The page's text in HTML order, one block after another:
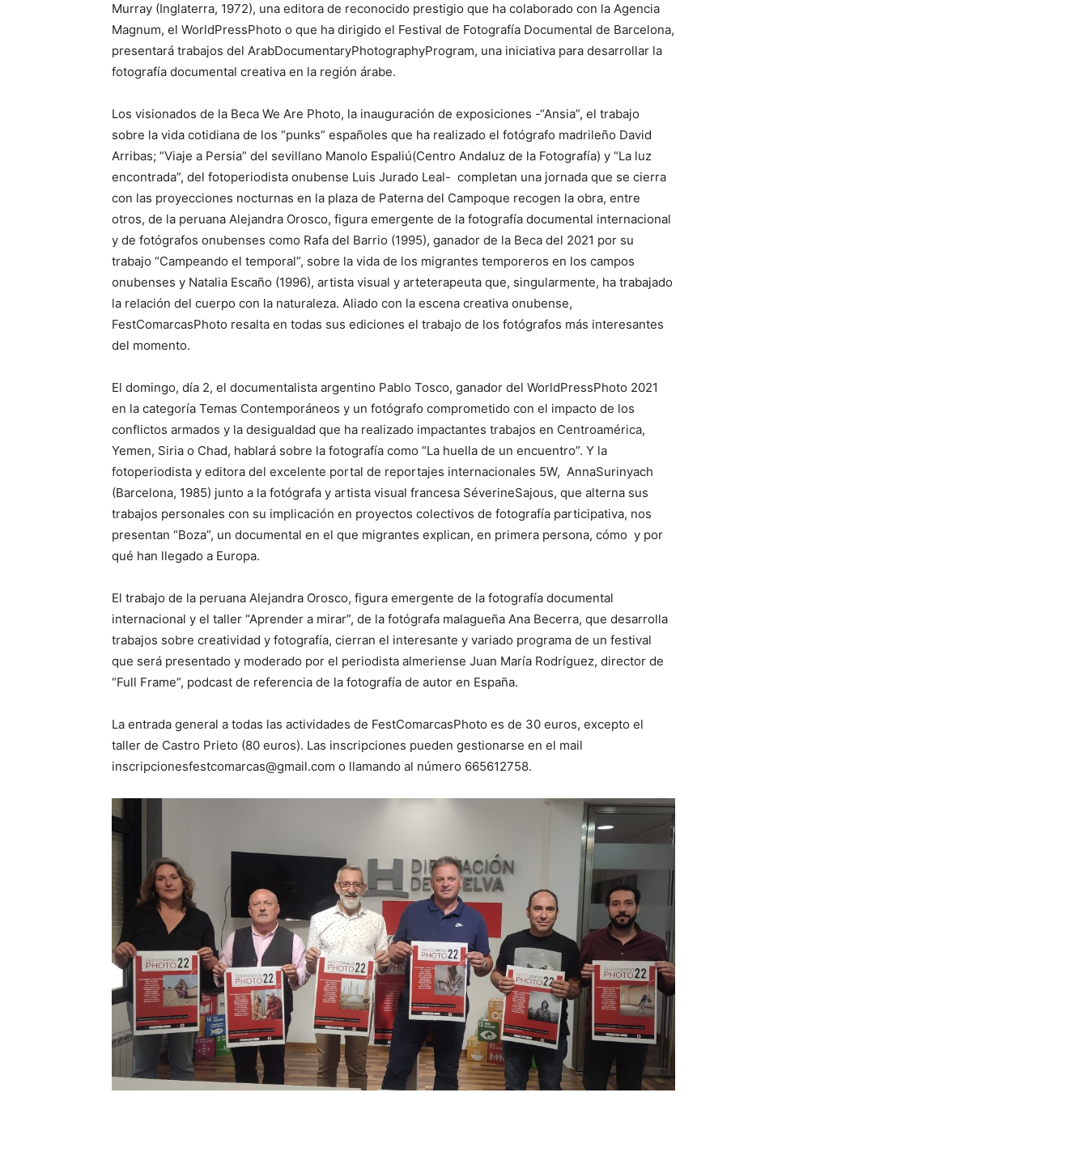
Murray (Inglaterra, 1972), una editora de reconocido prestigio que ha colaborado con la Agencia
Magnum, el WorldPressPhoto o que ha dirigido el Festival de Fotografía Documental de Barcelona,
presentará trabajos del ArabDocumentaryPhotographyProgram, una iniciativa para desarrollar la
fotografía documental creativa en la región árabe.
Los visionados de la Beca We Are Photo, la inauguración de exposiciones -“Ansia”, el trabajo
sobre la vida cotidiana de los “punks” españoles que ha realizado el fotógrafo madrileño David
Arribas; “Viaje a Persia” del sevillano Manolo Espaliú(Centro Andaluz de la Fotografía) y “La luz
encontrada”, del fotoperiodista onubense Luis Jurado Leal- completan una jornada que se cierra
con las proyecciones nocturnas en la plaza de Paterna del Campoque recogen la obra, entre
otros, de la peruana Alejandra Orosco, figura emergente de la fotografía documental internacional
y de fotógrafos onubenses como Rafa del Barrio (1995), ganador de la Beca del 2021 por su
trabajo “Campeando el temporal”, sobre la vida de los migrantes temporeros en los campos
onubenses y Natalia Escaño (1996), artista visual y arteterapeuta que, singularmente, ha trabajado
la relación del cuerpo con la naturaleza. Aliado con la escena creativa onubense,
FestComarcasPhoto resalta en todas sus ediciones el trabajo de los fotógrafos más interesantes
del momento.
El domingo, día 2, el documentalista argentino Pablo Tosco, ganador del WorldPressPhoto 2021
en la categoría Temas Contemporáneos y un fotógrafo comprometido con el impacto de los
conflictos armados y la desigualdad que ha realizado impactantes trabajos en Centroamérica,
Yemen, Siria o Chad, hablará sobre la fotografía como “La huella de un encuentro”. Y la
fotoperiodista y editora del excelente portal de reportajes internacionales 5W, AnnaSurinyach
(Barcelona, 1985) junto a la fotógrafa y artista visual francesa SéverineSajous, que alterna sus
trabajos personales con su implicación en proyectos colectivos de fotografía participativa, nos
presentan “Boza”, un documental en el que migrantes explican, en primera persona, cómo y por
qué han llegado a Europa.
El trabajo de la peruana Alejandra Orosco, figura emergente de la fotografía documental
internacional y el taller “Aprender a mirar”, de la fotógrafa malagueña Ana Becerra, que desarrolla
trabajos sobre creatividad y fotografía, cierran el interesante y variado programa de un festival
que será presentado y moderado por el periodista almeriense Juan María Rodríguez, director de
“Full Frame”, podcast de referencia de la fotografía de autor en España.
La entrada general a todas las actividades de FestComarcasPhoto es de 30 euros, excepto el
taller de Castro Prieto (80 euros). Las inscripciones pueden gestionarse en el mail
inscripcionesfestcomarcas@gmail.com o llamando al número 665612758.